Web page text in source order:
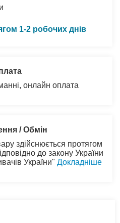
1-2 робочих днів
онлайн оплата
/ Обмін
здійснюється протягом
до закону України
України" Докладніше